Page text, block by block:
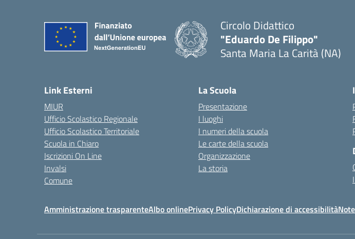
Circolo Didattico
"Eduardo De Filippo"
Santa Maria La Carità (NA)
Link Esterni
MIUR
Ufficio Scolastico Regionale
Ufficio Scolastico Territoriale
Scuola in Chiaro
Iscrizioni On Line
Invalsi
Comune
La Scuola
Presentazione
I luoghi
I numeri della scuola
Le carte della scuola
Organizzazione
La storia
Amministrazione trasparenteAlbo onlinePrivacy PolicyDichiarazione di accessibilità